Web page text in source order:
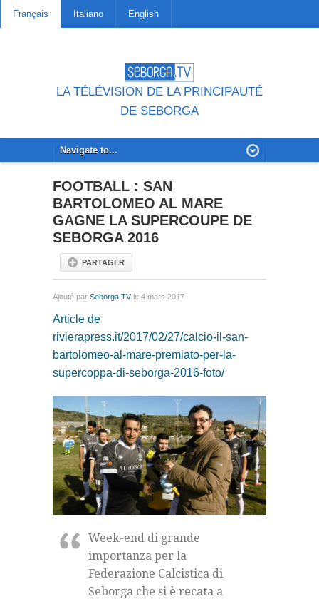
Français Italiano English
LA TÉLÉVISION DE LA PRINCIPAUTÉ
DE SEBORGA
FOOTBALL : SAN
BARTOLOMEO AL MARE
GAGNE LA SUPERCOUPE DE
SEBORGA 2016
PARTAGER
Ajouté par Seborga.TV le 4 mars 2017
Article de
rivierapress.it/2017/02/27/calcio-il-san-
bartolomeo-al-mare-premiato-per-la-
supercoppa-di-seborga-2016-foto/
Week-end di grande
importanza per la
Federazione Calcistica di
Seborga che si è recata a